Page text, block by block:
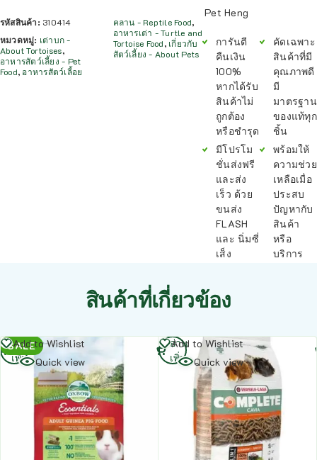
รหัสสินค้า: 310414
หมวดหมู่: เต่าบก -
About Tortoises,
อาหารสัตว์เลี้ยง - Pet
Food, อาหารสัตว์เลี้อย
คลาน - Reptile Food,
อาหารเต่า - Turtle and
Tortoise Food, เกี่ยวกับ
สัตว์เลี้ยง - About Pets
Pet Heng
การันตี
คืนเงิน
100%
หากได้รับ
สินค้าไม่
ถูกต้อง
หรือชำรุด
มีโปรโม
ชั่นส่งฟรี
และส่ง
เร็ว ด้วย
ขนส่ง
FLASH
และ นิ่มซี่
เส็ง
คัดเฉพาะ
สินค้าที่มี
คุณภาพดี
มี
มาตรฐาน
ของแท้ทุก
ชิ้น
พร้อมให้
ความช่วย
เหลือเมื่อ
ประสบ
ปัญหากับ
สินค้า
หรือ
บริการ
สินค้าที่เกี่ยวข้อง
SALE
Add to Wishlist
Quick view
อ่าน
เพิ่ม
Add to Wishlist
Quick view
อ่าน
เพิ่ม